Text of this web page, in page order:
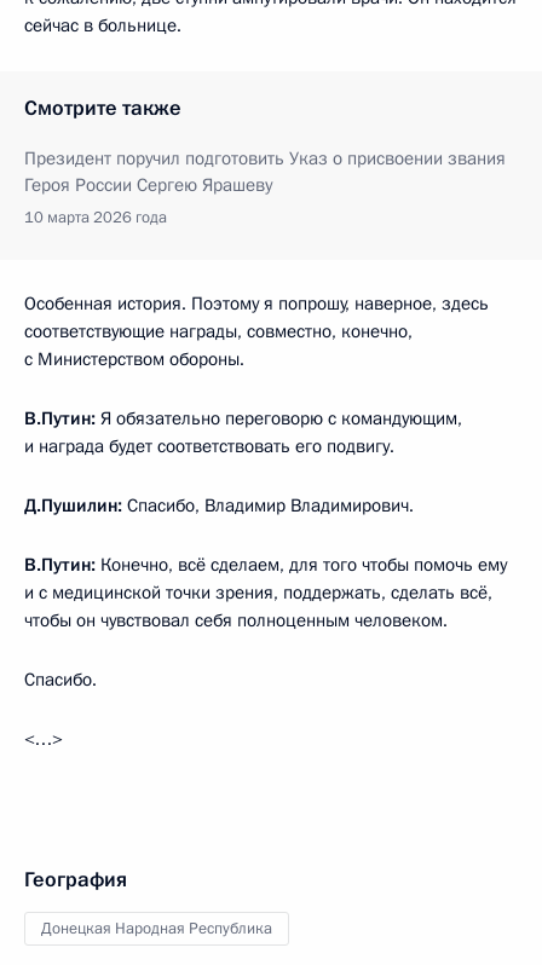
сейчас в больнице.
Смотрите также
Президент поручил подготовить Указ о присвоении звания
Героя России Сергею Ярашеву
10 марта 2026 года
Особенная история. Поэтому я попрошу, наверное, здесь
соответствующие награды, совместно, конечно,
с Министерством обороны.
В.Путин: Я обязательно переговорю с командующим,
и награда будет соответствовать его подвигу.
Д.Пушилин: Спасибо, Владимир Владимирович.
В.Путин: Конечно, всё сделаем, для того чтобы помочь ему
и с медицинской точки зрения, поддержать, сделать всё,
чтобы он чувствовал себя полноценным человеком.
Спасибо.
<…>
География
Донецкая Народная Республика